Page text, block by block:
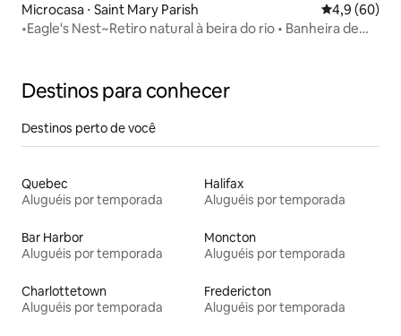
Microcasa ⋅ Saint Mary Parish 4,9 de uma
4,9 (60)
•Eagle's Nest~Retiro natural à beira do rio • Banheira de
Destinos para conhecer
Destinos perto de você
Quebec
Aluguéis por temporada
Halifax
Aluguéis por temporada
Bar Harbor
Aluguéis por temporada
Moncton
Aluguéis por temporada
Charlottetown
Aluguéis por temporada
Fredericton
Aluguéis por temporada